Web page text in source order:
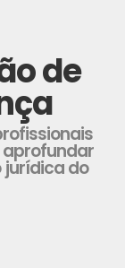
de
aprofundar
jurídica do